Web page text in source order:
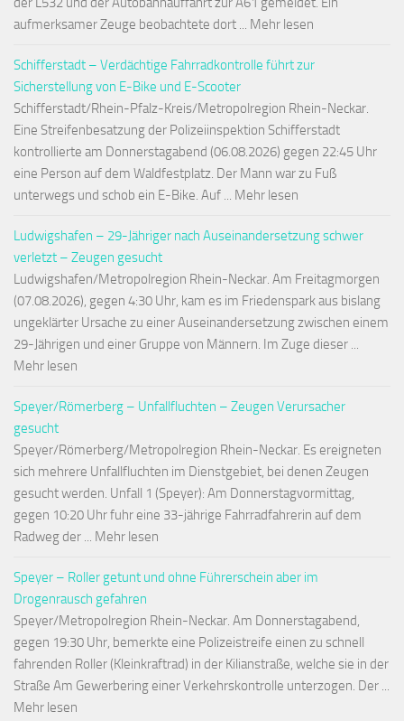
aufmerksamer Zeuge beobachtete dort ... Mehr lesen
Schifferstadt – Verdächtige Fahrradkontrolle führt zur
Sicherstellung von E-Bike und E-Scooter
Schifferstadt/Rhein-Pfalz-Kreis/Metropolregion Rhein-Neckar.
Eine Streifenbesatzung der Polizeiinspektion Schifferstadt
kontrollierte am Donnerstagabend (06.08.2026) gegen 22:45 Uhr
eine Person auf dem Waldfestplatz. Der Mann war zu Fuß
unterwegs und schob ein E-Bike. Auf ... Mehr lesen
Ludwigshafen – 29-Jähriger nach Auseinandersetzung schwer
verletzt – Zeugen gesucht
Ludwigshafen/Metropolregion Rhein-Neckar. Am Freitagmorgen
(07.08.2026), gegen 4:30 Uhr, kam es im Friedenspark aus bislang
ungeklärter Ursache zu einer Auseinandersetzung zwischen einem
29-Jährigen und einer Gruppe von Männern. Im Zuge dieser ...
Mehr lesen
Speyer/Römerberg – Unfallfluchten – Zeugen Verursacher
gesucht
Speyer/Römerberg/Metropolregion Rhein-Neckar. Es ereigneten
sich mehrere Unfallfluchten im Dienstgebiet, bei denen Zeugen
gesucht werden. Unfall 1 (Speyer): Am Donnerstagvormittag,
gegen 10:20 Uhr fuhr eine 33-jährige Fahrradfahrerin auf dem
Radweg der ... Mehr lesen
Speyer – Roller getunt und ohne Führerschein aber im
Drogenrausch gefahren
Speyer/Metropolregion Rhein-Neckar. Am Donnerstagabend,
gegen 19:30 Uhr, bemerkte eine Polizeistreife einen zu schnell
fahrenden Roller (Kleinkraftrad) in der Kilianstraße, welche sie in der
Straße Am Gewerbering einer Verkehrskontrolle unterzogen. Der ...
Mehr lesen